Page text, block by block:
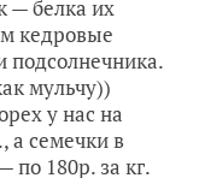
2Спасибо!
обл.)